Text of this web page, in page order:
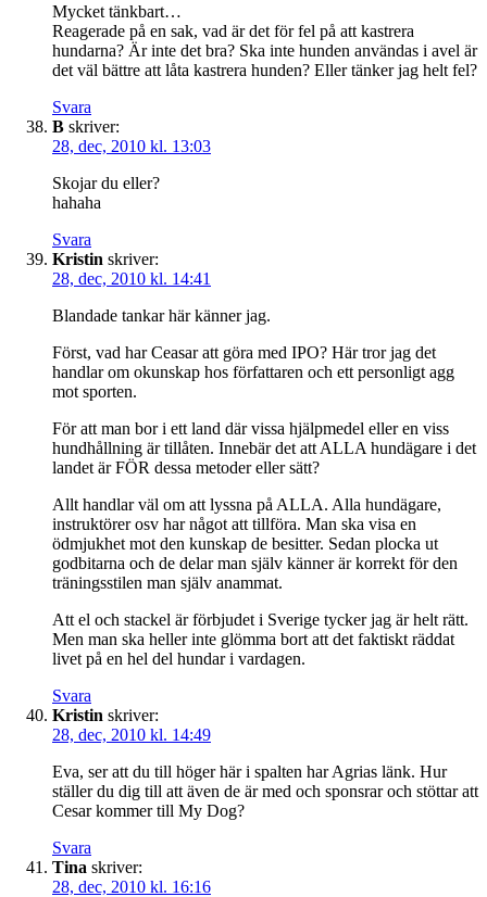
Mycket tänkbart…
Reagerade på en sak, vad är det för fel på att kastrera
hundarna? Är inte det bra? Ska inte hunden användas i avel är
det väl bättre att låta kastrera hunden? Eller tänker jag helt fel?
Svara
B skriver:
28, dec, 2010 kl. 13:03
Skojar du eller?
hahaha
Svara
Kristin skriver:
28, dec, 2010 kl. 14:41
Blandade tankar här känner jag.
Först, vad har Ceasar att göra med IPO? Här tror jag det
handlar om okunskap hos författaren och ett personligt agg
mot sporten.
För att man bor i ett land där vissa hjälpmedel eller en viss
hundhållning är tillåten. Innebär det att ALLA hundägare i det
landet är FÖR dessa metoder eller sätt?
Allt handlar väl om att lyssna på ALLA. Alla hundägare,
instruktörer osv har något att tillföra. Man ska visa en
ödmjukhet mot den kunskap de besitter. Sedan plocka ut
godbitarna och de delar man själv känner är korrekt för den
träningsstilen man själv anammat.
Att el och stackel är förbjudet i Sverige tycker jag är helt rätt.
Men man ska heller inte glömma bort att det faktiskt räddat
livet på en hel del hundar i vardagen.
Svara
Kristin skriver:
28, dec, 2010 kl. 14:49
Eva, ser att du till höger här i spalten har Agrias länk. Hur
ställer du dig till att även de är med och sponsrar och stöttar att
Cesar kommer till My Dog?
Svara
Tina skriver:
28, dec, 2010 kl. 16:16